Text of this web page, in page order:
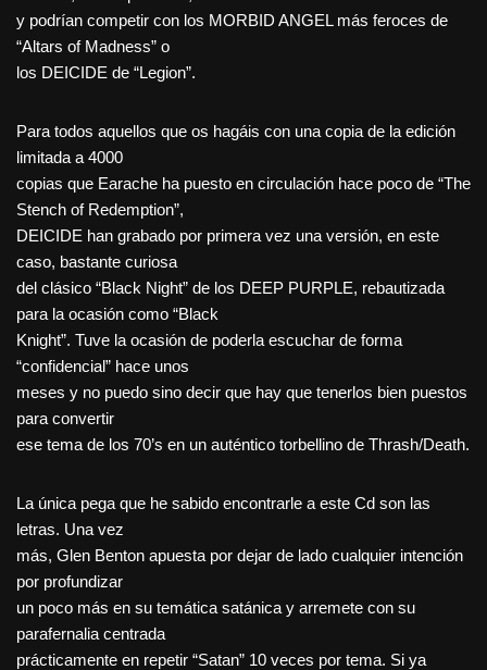
y podrían competir con los MORBID ANGEL más feroces de
“Altars of Madness” o
los DEICIDE de “Legion”.
Para todos aquellos que os hagáis con una copia de la edición
limitada a 4000
copias que Earache ha puesto en circulación hace poco de “The
Stench of Redemption”,
DEICIDE han grabado por primera vez una versión, en este
caso, bastante curiosa
del clásico “Black Night” de los DEEP PURPLE, rebautizada
para la ocasión como “Black
Knight”. Tuve la ocasión de poderla escuchar de forma
“confidencial” hace unos
meses y no puedo sino decir que hay que tenerlos bien puestos
para convertir
ese tema de los 70’s en un auténtico torbellino de Thrash/Death.
La única pega que he sabido encontrarle a este Cd son las
letras. Una vez
más, Glen Benton apuesta por dejar de lado cualquier intención
por profundizar
un poco más en su temática satánica y arremete con su
parafernalia centrada
prácticamente en repetir “Satan” 10 veces por tema. Si ya